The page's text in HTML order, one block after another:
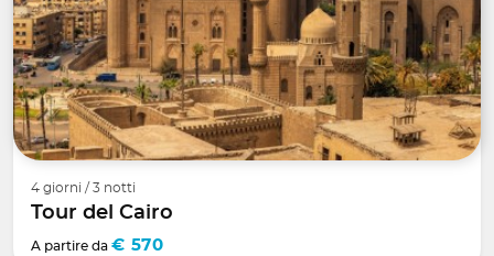
4 giorni / 3 notti
Tour del Cairo
A partire da € 570